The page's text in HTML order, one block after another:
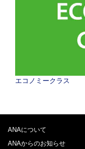
エコノミークラス
ANAについて
ANAからのお知らせ